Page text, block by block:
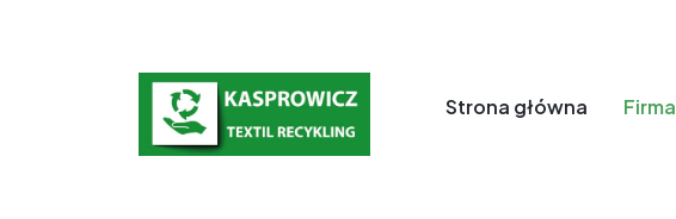
Strona główna Firma